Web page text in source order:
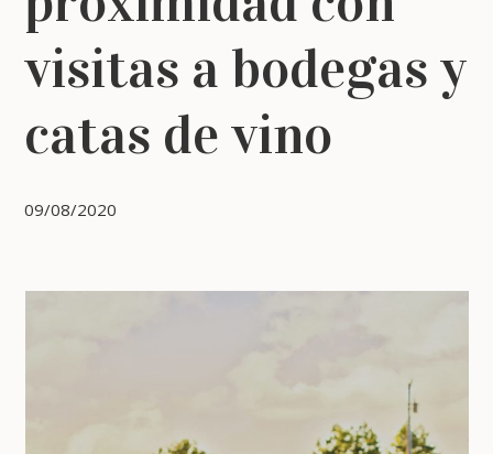
visitas a bodegas y
catas de vino
09/08/2020